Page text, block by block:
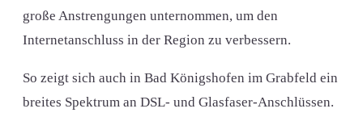
große Anstrengungen unternommen, um den
Internetanschluss in der Region zu verbessern.
So zeigt sich auch in Bad Königshofen im Grabfeld ein
breites Spektrum an DSL- und Glasfaser-Anschlüssen.